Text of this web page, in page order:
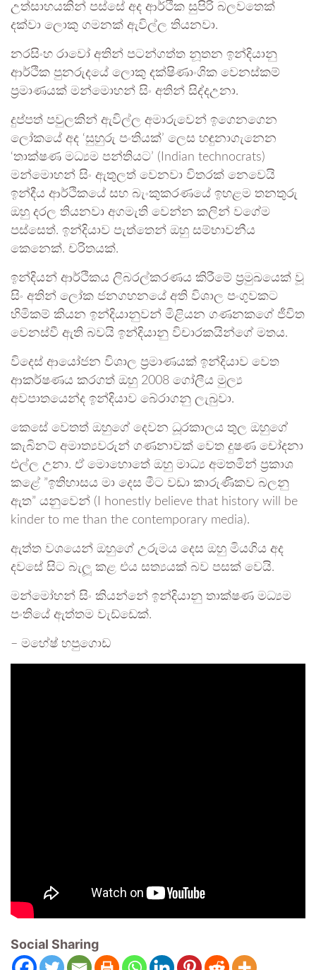
උත්සාහයකින් පස්සේ අද ආර්ථික සුපිරි බලවතෙක්
දක්වා ලොකු ගමනක් ඇවිල්ල තියනවා.
නරසිංහ රාවෝ අතින් පටන්ගත්ත නූතන ඉන්දියානු
ආර්ථික පුනරුදයේ ලොකු දක්ෂිණාංශික වෙනස්කම්
ප්‍රමාණයක් මන්මොහන් සිං අතින් සිද්දඋනා.
දුප්පත් පවුලකින් ඇවිල්ල අමාරුවෙන් ඉගෙනගෙන
ලෝකයේ අද ‘සුහුරු පංතියක්’ ලෙස හඳුනාගැනෙන
‘තාක්ෂණ මධ්‍යම පන්තියට’ (Indian technocrats)
මන්මොහන් සිං ඇතුලත් වෙනවා විතරක් නෙවෙයි
ඉන්දීය ආර්ථිකයේ සහ බැංකුකරණයේ ඉහළම තනතුරු
ඔහු දරල තියනවා අගමැති වෙන්න කලින් වගේම
පස්සෙත්. ඉන්දියාව පැත්තෙන් ඔහු සම්භාවනීය
කෙනෙක්. චරිතයක්.
ඉන්දියන් ආර්ථිකය ලිබරල්කරණය කිරීමේ ප්‍රමුඛයෙක් වූ
සිං අතින් ලෝක ජනගහනයේ අති විශාල පංගුවකට
හිමිකම් කියන ඉන්දියානුවන් මිළියන ගණනකගේ ජීවිත
වෙනස්වී ඇති බවයි ඉන්දියානු විචාරකයින්ගේ මතය.
විදෙස් ආයෝජන විශාල ප්‍රමාණයක් ඉන්දියාව වෙත
ආකර්ෂණය කරගත් ඔහු 2008 ගෝලීය මුල්‍ය
අවපාතයෙන්ද ඉන්දියාව බේරාගනු ලැබුවා.
කෙසේ වෙතත් ඔහුගේ දෙවන ධූරකාලය තුල ඔහුගේ
කැබිනට් අමාත්‍යවරුන් ගණනාවක් වෙත දුෂණ චෝදනා
එල්ල උනා. ඒ මොහොතේ ඔහු මාධ්‍ය අමතමින් ප්‍රකාශ
කළේ ”ඉතිහාසය මා දෙස මීට වඩා කාරුණිකව බලනු
ඇත” යනුවෙන් (I honestly believe that history will be
kinder to me than the contemporary media).
ඇත්ත වශයෙන් ඔහුගේ උරුමය දෙස ඔහු මියගිය අද
දවසේ සිට බැලූ කළ එය සත්‍යයක් බව පසක් වෙයි.
මන්මෝහන් සිං කියන්නේ ඉන්දියානු තාක්ෂණ මධ්‍යම
පංතියේ ඇත්තම වැඩ්ඩෙක්.
– මහේෂ් හපුගොඩ
Social Sharing